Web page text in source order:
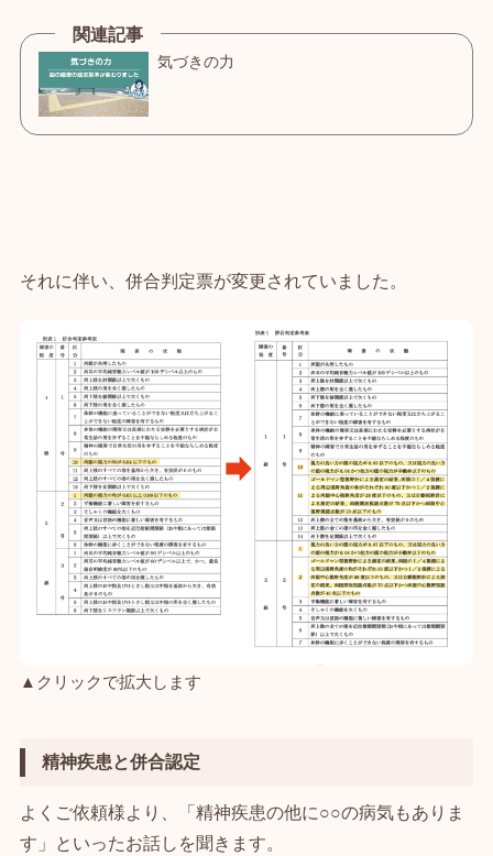
それに伴い、併合判定票が変更されていました。
▲クリックで拡大します
精神疾患と併合認定
よくご依頼様より、「精神疾患の他に○○の病気もありま
す」といったお話しを聞きます。